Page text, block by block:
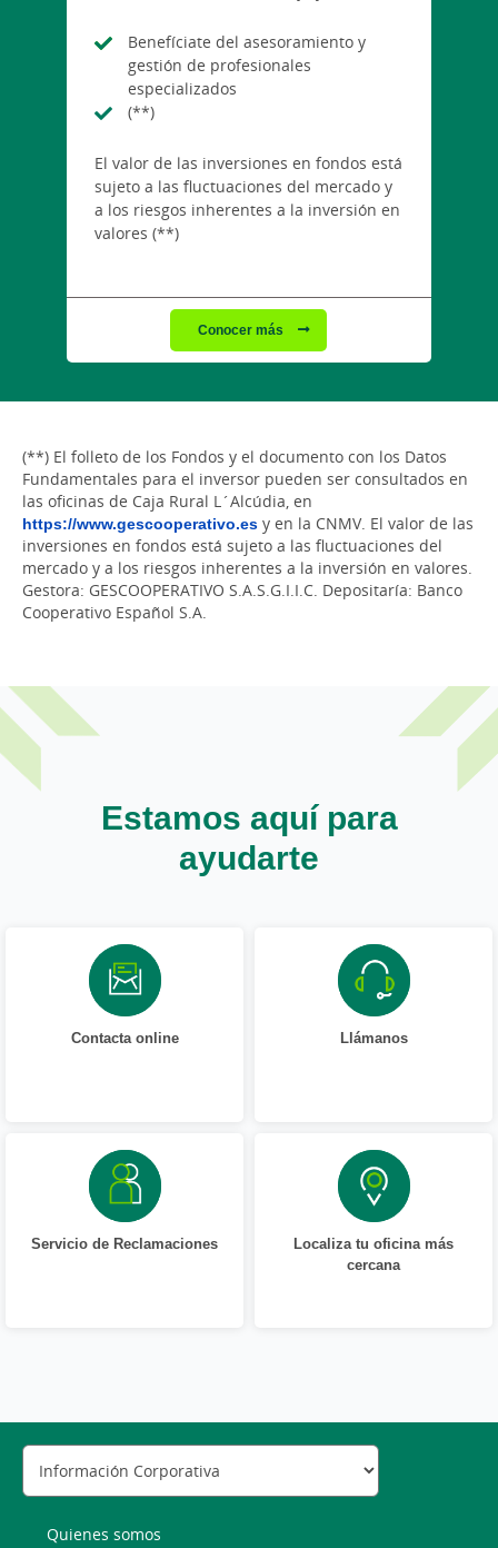
Benefíciate del asesoramiento y
gestión de profesionales
especializados
(**)
El valor de las inversiones en fondos está
sujeto a las fluctuaciones del mercado y
a los riesgos inherentes a la inversión en
valores (**)
Conocer más
(**) El folleto de los Fondos y el documento con los Datos
Fundamentales para el inversor pueden ser consultados en
las oficinas de Caja Rural L´Alcúdia, en
https://www.gescooperativo.es y en la CNMV. El valor de las
inversiones en fondos está sujeto a las fluctuaciones del
mercado y a los riesgos inherentes a la inversión en valores.
Gestora: GESCOOPERATIVO S.A.S.G.I.I.C. Depositaría: Banco
Cooperativo Español S.A.
Estamos aquí para
ayudarte
Contacta online Llámanos
Servicio de Reclamaciones
Localiza tu oficina más
cercana
Quienes somos